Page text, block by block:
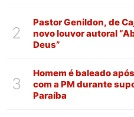
2
Pastor Genildon, de
novo louvor autoral
Deus”
3
Homem é baleado
com a PM durante
Paraíba